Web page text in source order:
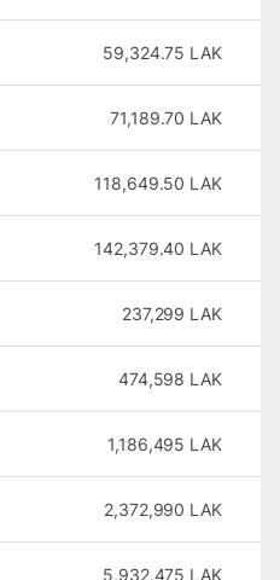
59,324.75 LAK
71,189.70 LAK
118,649.50 LAK
142,379.40 LAK
237,299 LAK
474,598 LAK
1,186,495 LAK
2,372,990 LAK
5,932,475 LAK